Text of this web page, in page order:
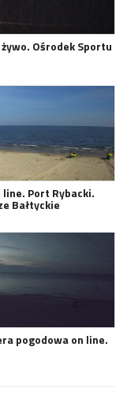
Ośrodek Sportu
Port Rybacki.
Bałtyckie
pogodowa on line.